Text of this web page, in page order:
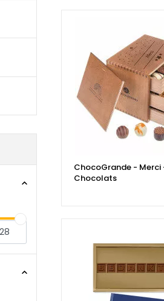
ChocoGrande - Merci
Chocolats